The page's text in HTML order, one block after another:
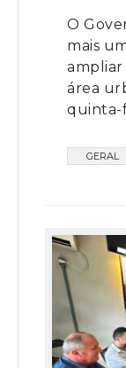
O
mais
ampliar
área
quinta-
GERAL